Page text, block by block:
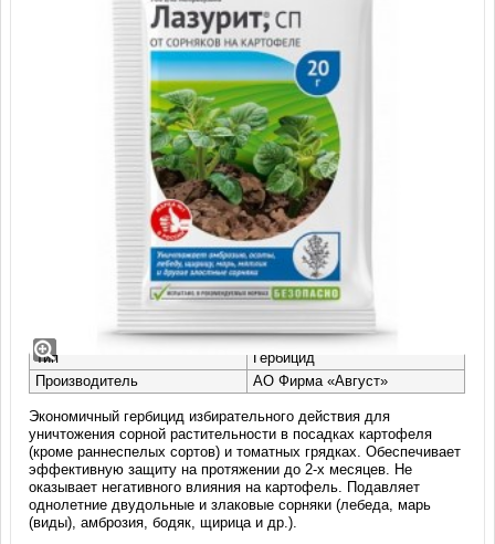
Гербицид Лазурит, СП (20 гр)
Избирательное
Класс опасности
3
Тип
Гербицид
Производитель
АО Фирма «Август»
Экономичный гербицид избирательного действия для
уничтожения сорной растительности в посадках картофеля
(кроме раннеспелых сортов) и томатных грядках. Обеспечивает
эффективную защиту на протяжении до 2-х месяцев. Не
оказывает негативного влияния на картофель. Подавляет
однолетние двудольные и злаковые сорняки (лебеда, марь
(виды), амброзия, бодяк, щирица и др.).